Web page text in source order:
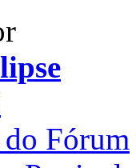
Fórum